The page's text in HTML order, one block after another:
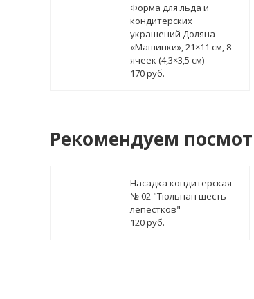
Форма для льда и
кондитерских
украшений Доляна
«Машинки», 21×11 см, 8
ячеек (4,3×3,5 см)
170 руб.
Рекомендуем
Насадка кондитерская
№ 02 "Тюльпан шесть
лепестков"
120 руб.